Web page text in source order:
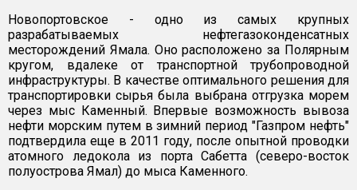
Новопортовское - одно из самых крупных
разрабатываемых нефтегазоконденсатных
месторождений Ямала. Оно расположено за Полярным
кругом, вдалеке от транспортной трубопроводной
инфраструктуры. В качестве оптимального решения для
транспортировки сырья была выбрана отгрузка морем
через мыс Каменный. Впервые возможность вывоза
нефти морским путем в зимний период "Газпром нефть"
подтвердила еще в 2011 году, после опытной проводки
атомного ледокола из порта Сабетта (северо-восток
полуострова Ямал) до мыса Каменного.